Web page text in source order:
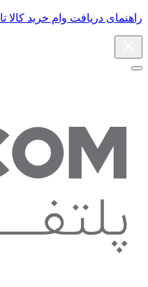
راهنمای دریافت وام خرید کالا تا 130 میلیون تومان